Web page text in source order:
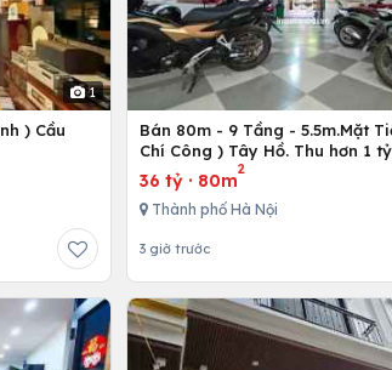
1
) Cầu
Bán 80m - 9 Tầng - 5.5m.Mặt
Chí Công ) Tây Hồ. Thu hơn 1
36 tỷ· 80m
2
Thành phố Hà Nội
3 giờ trước